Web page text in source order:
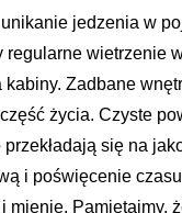
jedzenia w
wietrzenie
Zadbane
życia. Czyste
się na
i poświęcenie
mienie. Pamiętajmy,